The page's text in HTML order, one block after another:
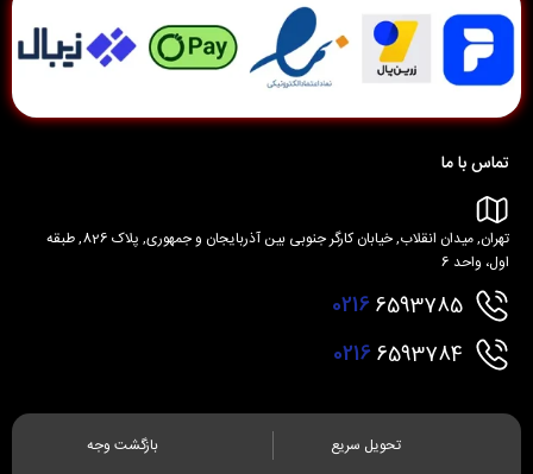
تماس با ما
تهران, میدان انقلاب, خیابان کارگر جنوبی بین آذربایجان و جمهوری, پلاک 826, طبقه
اول، واحد 6
02166593785
02166593784
تحویل سریع
بازگشت وجه